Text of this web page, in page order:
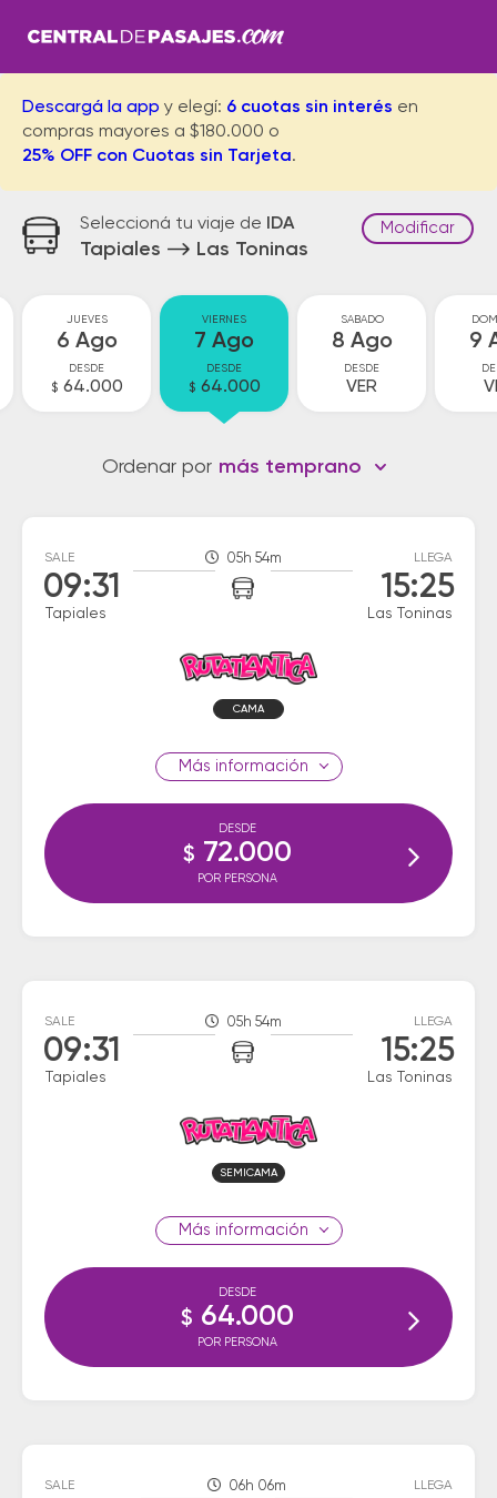
Descargá la app y elegí: 6 cuotas sin interés en
compras mayores a $180.000 o
25% OFF con Cuotas sin Tarjeta.
Seleccioná tu viaje de IDA
Tapiales Las Toninas
Modificar
JUEVES
6 Ago
DESDE
$ 64.000
VIERNES
7 Ago
DESDE
$ 64.000
SABADO
8 Ago
DESDE
VER
9
Ordenar por más temprano
SALE
09:31
Tapiales
05h 54m LLEGA
15:25
Las Toninas
CAMA
información
DESDE
$ 72.000
POR PERSONA
SALE
09:31
Tapiales
05h 54m LLEGA
15:25
Las Toninas
SEMICAMA
información
DESDE
$ 64.000
POR PERSONA
SALE 06h 06m LLEGA